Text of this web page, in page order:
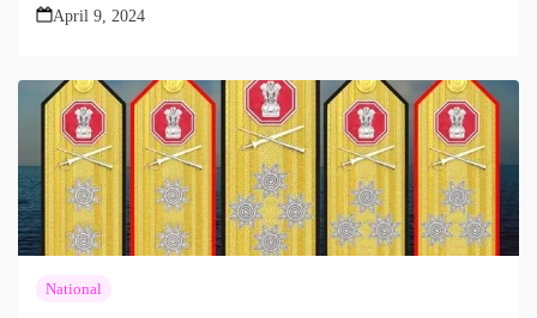
April 9, 2024
National